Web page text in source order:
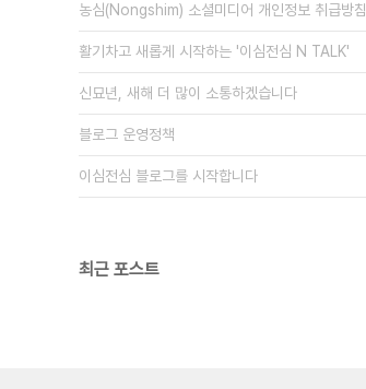
농심(Nongshim) 소셜미디어 개인정보 취급방침
활기차고 새롭게 시작하는 '이심전심 N TALK'
신묘년, 새해 더 많이 소통하겠습니다
블로그 운영정책
이심전심 블로그를 시작합니다
최근 포스트